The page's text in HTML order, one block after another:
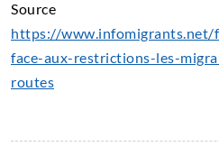
Source
https://www.infomigrants.net/
face-aux-restrictions-les-
routes